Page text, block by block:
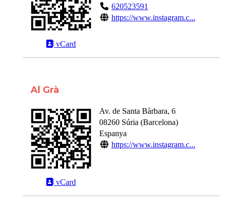
vCard
620523591
https://www.instagram.c...
Al Grà
vCard
Av. de Santa Bàrbara, 6
08260 Súria (Barcelona)
Espanya
https://www.instagram.c...